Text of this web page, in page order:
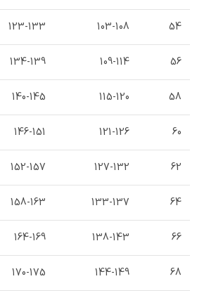
54
103-108
123-133
56
109-114
134-139
58
115-120
140-145
60
121-126
146-151
62
127-132
152-157
64
133-137
158-163
66
138-143
164-169
68
144-149
170-175